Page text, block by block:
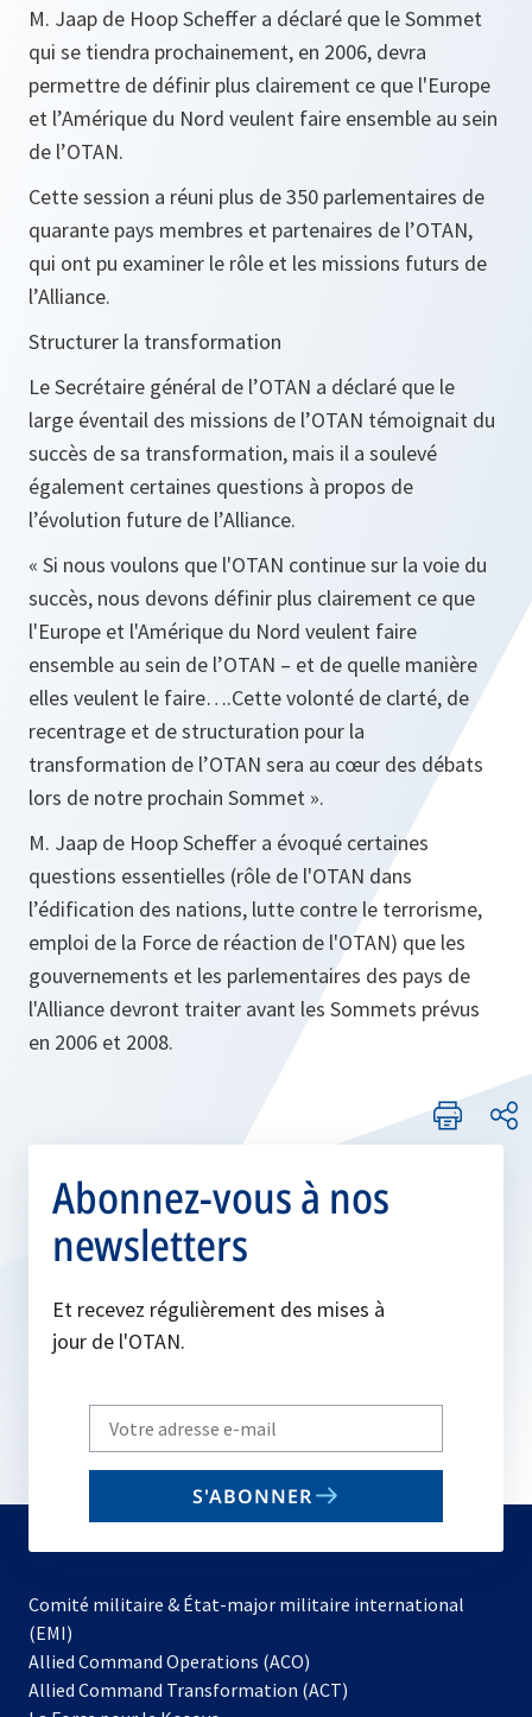
M. Jaap de Hoop Scheffer a déclaré que le Sommet
qui se tiendra prochainement, en 2006, devra
permettre de définir plus clairement ce que l'Europe
et l’Amérique du Nord veulent faire ensemble au sein
de l’OTAN.
Cette session a réuni plus de 350 parlementaires de
quarante pays membres et partenaires de l’OTAN,
qui ont pu examiner le rôle et les missions futurs de
l’Alliance.
Structurer la transformation
Le Secrétaire général de l’OTAN a déclaré que le
large éventail des missions de l’OTAN témoignait du
succès de sa transformation, mais il a soulevé
également certaines questions à propos de
l’évolution future de l’Alliance.
« Si nous voulons que l'OTAN continue sur la voie du
succès, nous devons définir plus clairement ce que
l'Europe et l'Amérique du Nord veulent faire
ensemble au sein de l’OTAN – et de quelle manière
elles veulent le faire….Cette volonté de clarté, de
recentrage et de structuration pour la
transformation de l’OTAN sera au cœur des débats
lors de notre prochain Sommet ».
M. Jaap de Hoop Scheffer a évoqué certaines
questions essentielles (rôle de l'OTAN dans
l’édification des nations, lutte contre le terrorisme,
emploi de la Force de réaction de l'OTAN) que les
gouvernements et les parlementaires des pays de
l'Alliance devront traiter avant les Sommets prévus
en 2006 et 2008.
Abonnez-vous à nos
newsletters
Et recevez régulièrement des mises à
jour de l'OTAN.
Write
your
email
S'ABONNER
Comité militaire & État-major militaire international
(EMI)
Allied Command Operations (ACO)
dans
Allied Command Transformation (ACT)